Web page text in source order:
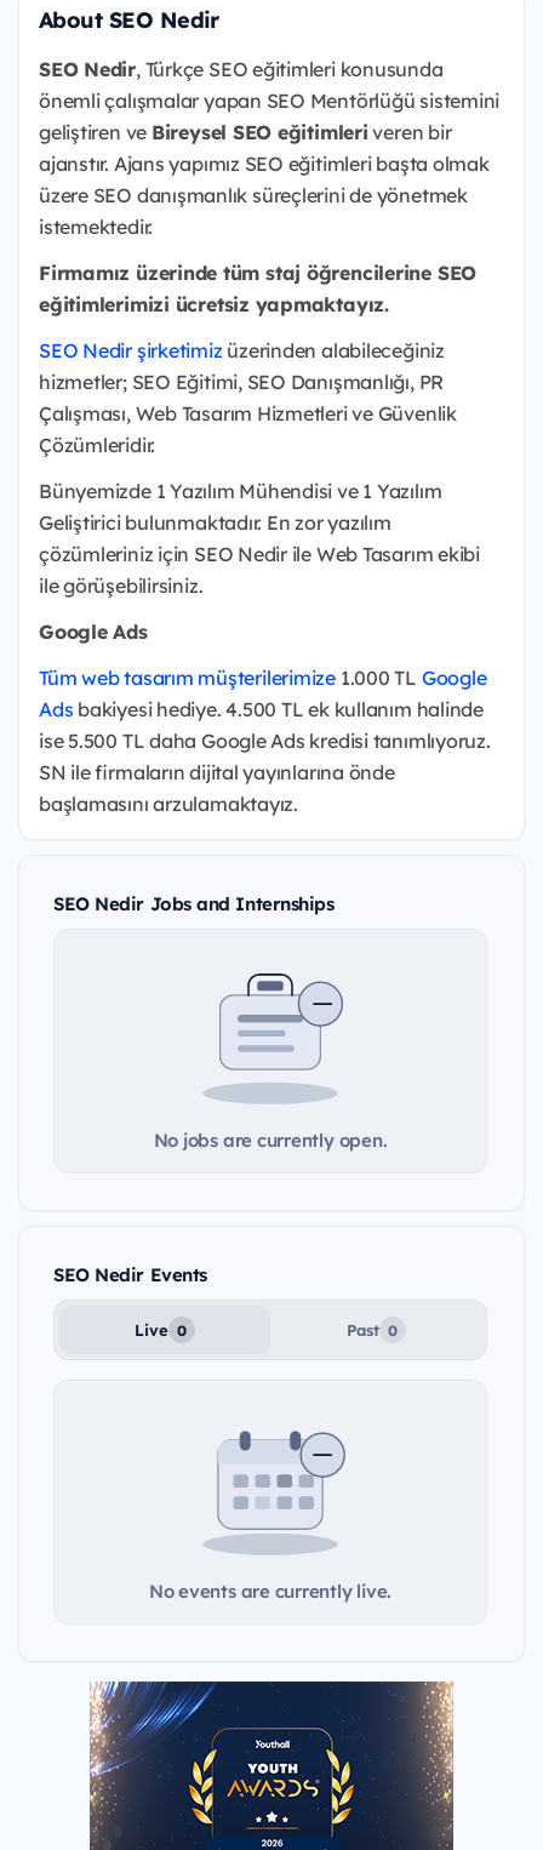
About SEO Nedir
SEO Nedir, Türkçe SEO eğitimleri konusunda
önemli çalışmalar yapan SEO Mentörlüğü sistemini
geliştiren ve Bireysel SEO eğitimleri veren bir
ajanstır. Ajans yapımız SEO eğitimleri başta olmak
üzere SEO danışmanlık süreçlerini de yönetmek
istemektedir.
Firmamız üzerinde tüm staj öğrencilerine SEO
eğitimlerimizi ücretsiz yapmaktayız.
SEO Nedir şirketimiz üzerinden alabileceğiniz
hizmetler; SEO Eğitimi, SEO Danışmanlığı, PR
Çalışması, Web Tasarım Hizmetleri ve Güvenlik
Çözümleridir.
Bünyemizde 1 Yazılım Mühendisi ve 1 Yazılım
Geliştirici bulunmaktadır. En zor yazılım
çözümleriniz için SEO Nedir ile Web Tasarım ekibi
ile görüşebilirsiniz.
Google Ads
Tüm web tasarım müşterilerimize 1.000 TL Google
Ads bakiyesi hediye. 4.500 TL ek kullanım halinde
ise 5.500 TL daha Google Ads kredisi tanımlıyoruz.
SN ile firmaların dijital yayınlarına önde
başlamasını arzulamaktayız.
SEO Nedir Jobs and Internships
No jobs are currently open.
SEO Nedir Events
Live 0 Past 0
No events are currently live.